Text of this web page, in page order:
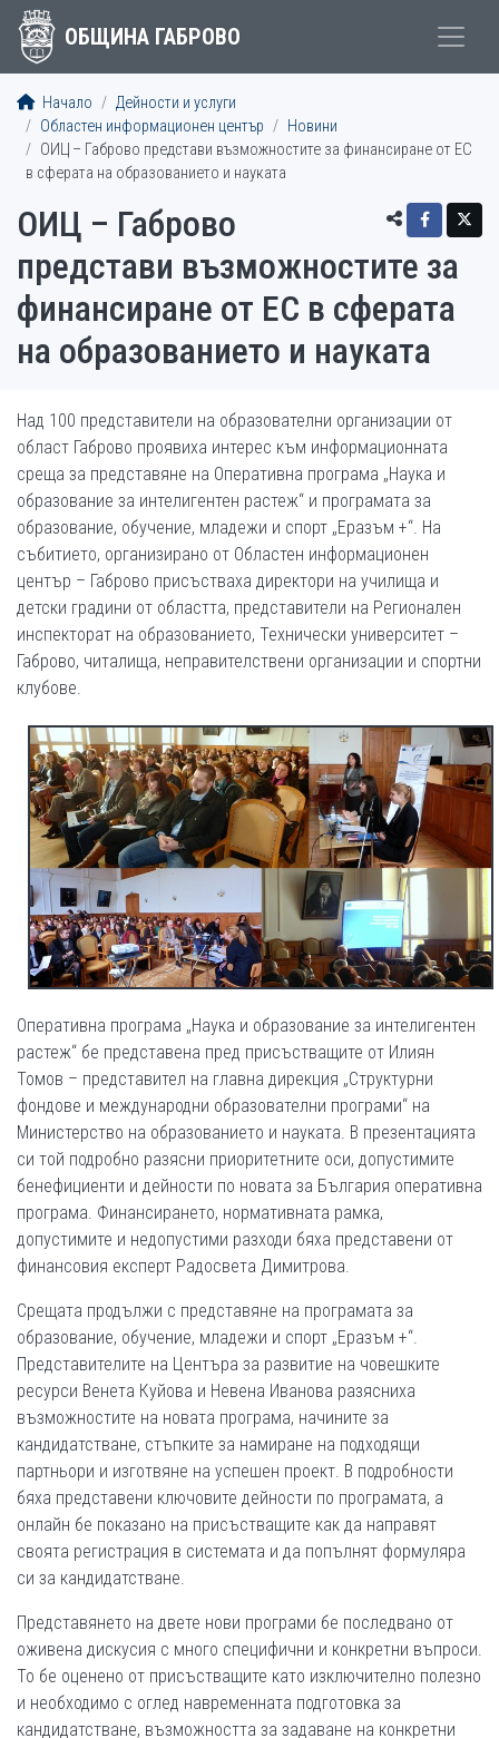
ОБЩИНА ГАБРОВО
Начало
Дейности и услуги
Областен информационен център
Новини
ОИЦ – Габрово представи възможностите за финансиране от ЕС
в сферата на образованието и науката
ОИЦ – Габрово
представи възможностите за
финансиране от ЕС в сферата
на образованието и науката
Над 100 представители на образователни организации от
област Габрово проявиха интерес към информационната
среща за представяне на Оперативна програма „Наука и
образование за интелигентен растеж“ и програмата за
образование, обучение, младежи и спорт „Еразъм +“. На
събитието, организирано от Областен информационен
център – Габрово присъстваха директори на училища и
детски градини от областта, представители на Регионален
инспекторат на образованието, Технически университет –
Габрово, читалища, неправителствени организации и спортни
клубове.
Оперативна програма „Наука и образование за интелигентен
растеж“ бе представена пред присъстващите от Илиян
Томов – представител на главна дирекция „Структурни
фондове и международни образователни програми“ на
Министерство на образованието и науката. В презентацията
си той подробно разясни приоритетните оси, допустимите
бенефициенти и дейности по новата за България оперативна
програма. Финансирането, нормативната рамка,
допустимите и недопустими разходи бяха представени от
финансовия експерт Радосвета Димитрова.
Срещата продължи с представяне на програмата за
образование, обучение, младежи и спорт „Еразъм +“.
Представителите на Центъра за развитие на човешките
ресурси Венета Куйова и Невена Иванова разясниха
възможностите на новата програма, начините за
кандидатстване, стъпките за намиране на подходящи
партньори и изготвяне на успешен проект. В подробности
бяха представени ключовите дейности по програмата, а
онлайн бе показано на присъстващите как да направят
своята регистрация в системата и да попълнят формуляра
си за кандидатстване.
Представянето на двете нови програми бе последвано от
оживена дискусия с много специфични и конкретни въпроси.
То бе оценено от присъстващите като изключително полезно
и необходимо с оглед навременната подготовка за
кандидатстване, възможността за задаване на конкретни